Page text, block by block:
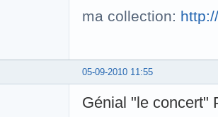
ma collection:
05-09-2010 11:55
Génial "le concert"